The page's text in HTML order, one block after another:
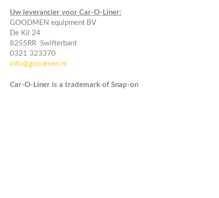
Uw leverancier voor Car-O-Liner:
GOODMEN equipment BV
De Kil 24
8255RR Swifterbant
0321 323370
info@goodmen.nl
Car-O-Liner is a trademark of Snap-on